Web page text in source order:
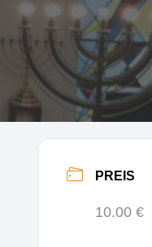
PREIS
10.00 €